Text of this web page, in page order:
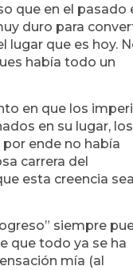
que en el pasado
duro para
lugar que es hoy.
había todo un
en que los
en su lugar, los
ende no había
carrera del
esta creencia
siempre
que todo ya se ha
mía (al